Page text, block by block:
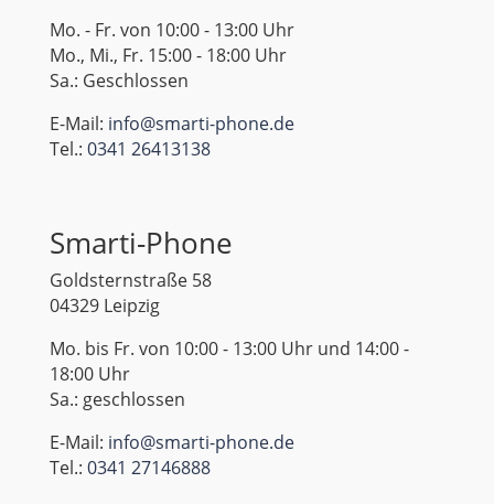
Mo. - Fr. von 10:00 - 13:00 Uhr
Mo., Mi., Fr. 15:00 - 18:00 Uhr
Sa.: Geschlossen
E-Mail: info@smarti-phone.de
Tel.: 0341 26413138
Smarti-Phone
Goldsternstraße 58
04329 Leipzig
Mo. bis Fr. von 10:00 - 13:00 Uhr und 14:00 -
18:00 Uhr
Sa.: geschlossen
E-Mail: info@smarti-phone.de
Tel.: 0341 27146888